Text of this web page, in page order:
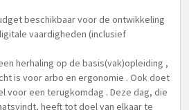
beschikbaar voor de ontwikkeling
vaardigheden (inclusief
herhaling op de basis(vak)opleiding ,
is voor arbo en ergonomie . Ook doet
voor een terugkomdag . Deze dag, die
heeft tot doel van elkaar te